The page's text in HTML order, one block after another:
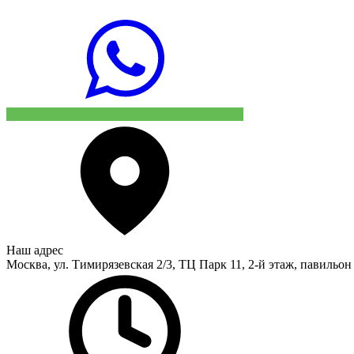
Наш адрес
Москва, ул. Тимирязевская 2/3, ТЦ Парк 11, 2-й этаж,